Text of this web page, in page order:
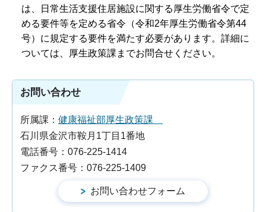
は、日常生活支援住居施設に関する厚生労働省令で定
める要件等を定める省令（令和2年厚生労働省令第44
号）に規定する要件を満たす必要があります。詳細に
ついては、厚生政策課までお問合せください。
お問い合わせ
所属課： 健康福祉部厚生政策課
石川県金沢市鞍月1丁目1番地
電話番号：076-225-1414
ファクス番号：076-225-1409